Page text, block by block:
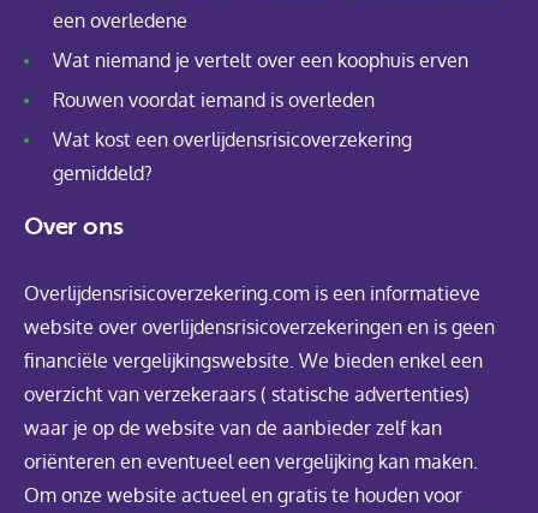
een overledene
Wat niemand je vertelt over een koophuis erven
Rouwen voordat iemand is overleden
Wat kost een overlijdensrisicoverzekering
gemiddeld?
Over ons
Overlijdensrisicoverzekering.com is een informatieve
website over overlijdensrisicoverzekeringen en is geen
financiële vergelijkingswebsite. We bieden enkel een
overzicht van verzekeraars ( statische advertenties)
waar je op de website van de aanbieder zelf kan
oriënteren en eventueel een vergelijking kan maken.
Om onze website actueel en gratis te houden voor